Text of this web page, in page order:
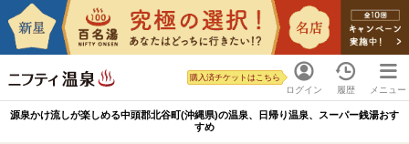
ログイン
購入済チケットはこちら
履歴 メニュー
源泉かけ流しが楽しめる中頭郡北谷町(沖縄県)の温泉、日帰り温泉、スーパー銭湯おす
すめ